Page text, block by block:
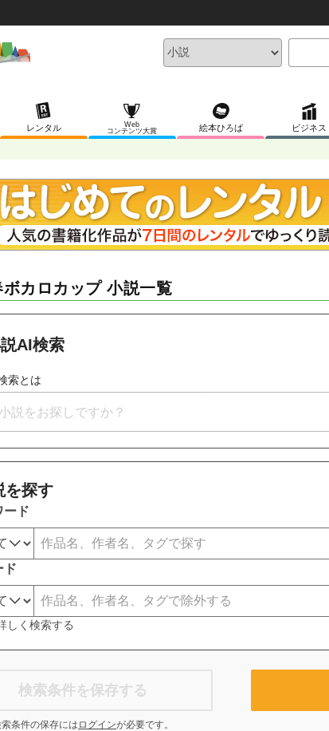
レンタル
Web
コンテンツ大賞
絵本ひろば ビジネス
カロカップ 小説一覧
AI検索
索とは
を探す
ード
ド
しく検索する
検索条件を保存する
条件の保存には ログインが必要です。